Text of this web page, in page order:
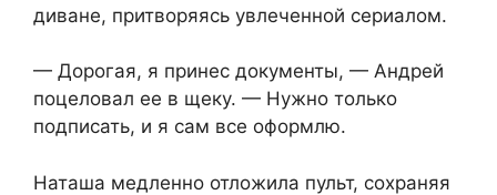
диване, притворяясь увлеченной сериалом.
— Дорогая, я принес документы, — Андрей
поцеловал ее в щеку. — Нужно только
подписать, и я сам все оформлю.
Наташа медленно отложила пульт, сохраняя